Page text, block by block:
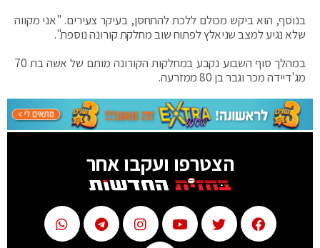
בנוסף, הוא ביקש מכולם ללכת להתחסן, בעיקר צעירים. "אני מקווה
שלא נגיע למצב שניאלץ לפתוח שוב מחלקת קורונה נוספת".
במהלך סוף השבוע נקבע במחלקות הקורונה מותם של אשה בת 70
מג'דיידה מכר וגבר בן 80 ממזרעה.
הצטרפו ועקבו אחר